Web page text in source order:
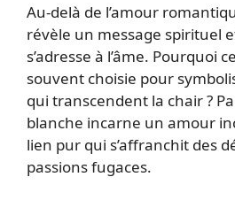
Au-delà de l’amour
révèle un message spirituel
s’adresse à l’âme. Pourquoi
souvent choisie pour
qui transcendent la chair ?
blanche incarne un amour
lien pur qui s’affranchit des
passions fugaces.